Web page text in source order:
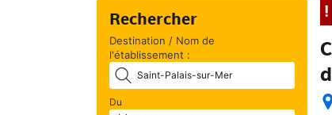
Rechercher
Destination / Nom de
l'établissement :
Du
!